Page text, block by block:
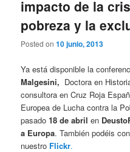
impacto de la
pobreza y la
Posted on10 junio, 2013
Ya está disponible la
Malgesini, Doctora en
consultora en Cruz Roja
Europea de Lucha contra la
pasado18 de abril en
a Europa. También podéis
nuestro Flickr.